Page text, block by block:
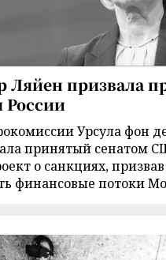
Ляйен призвала
России
Урсула фон
принятый сенатом
о санкциях,
финансовые потоки